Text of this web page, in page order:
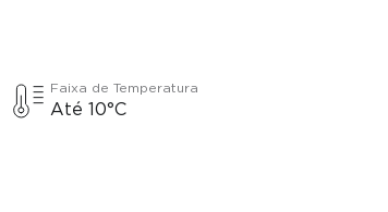
Faixa de Temperatura
Até 10°C